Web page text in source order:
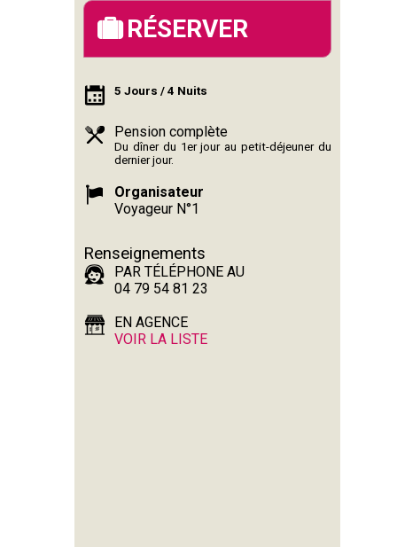
RÉSERVER
5 Jours / 4 Nuits
Pension complète
Du dîner du 1er jour au petit-déjeuner du
dernier jour.
Organisateur
Voyageur N°1
Renseignements
PAR TÉLÉPHONE AU
04 79 54 81 23
EN AGENCE
VOIR LA LISTE